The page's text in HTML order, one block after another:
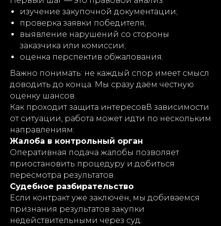
изучение закупочной документации;
проверка заявки победителя;
выявление нарушений со стороны
заказчика или комиссии;
оценка перспектив обжалования.
Важно понимать: не каждый спор имеет смысл
доводить до конца. Мы сразу даём честную
оценку шансов.
Как проходит защита интересовВ зависимости
от ситуации, работа может идти по нескольким
направлениям:
Жалоба в контрольный орган
Оперативная подача жалобы позволяет
приостановить процедуру и добиться
пересмотра результатов.
Судебное разбирательство
Если контракт уже заключён, мы добиваемся
признания результатов закупки
недействительными через суд.